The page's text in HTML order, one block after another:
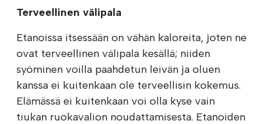
Terveellinen välipala
Etanoissa itsessään on vähän kaloreita, joten ne
ovat terveellinen välipala kesällä; niiden
syöminen voilla paahdetun leivän ja oluen
kanssa ei kuitenkaan ole terveellisin kokemus.
Elämässä ei kuitenkaan voi olla kyse vain
tiukan ruokavalion noudattamisesta. Etanoiden